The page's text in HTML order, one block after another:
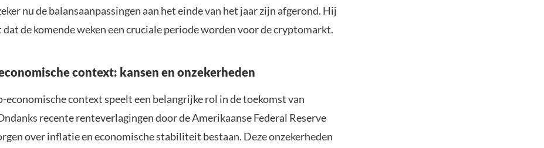
nu de balansaanpassingen aan het einde van het jaar zijn afgerond. Hij
de komende weken een cruciale periode worden voor de cryptomarkt.
context: kansen en onzekerheden
economische context speelt een belangrijke rol in de toekomst van
recente renteverlagingen door de Amerikaanse Federal Reserve
over inflatie en economische stabiliteit bestaan. Deze onzekerheden